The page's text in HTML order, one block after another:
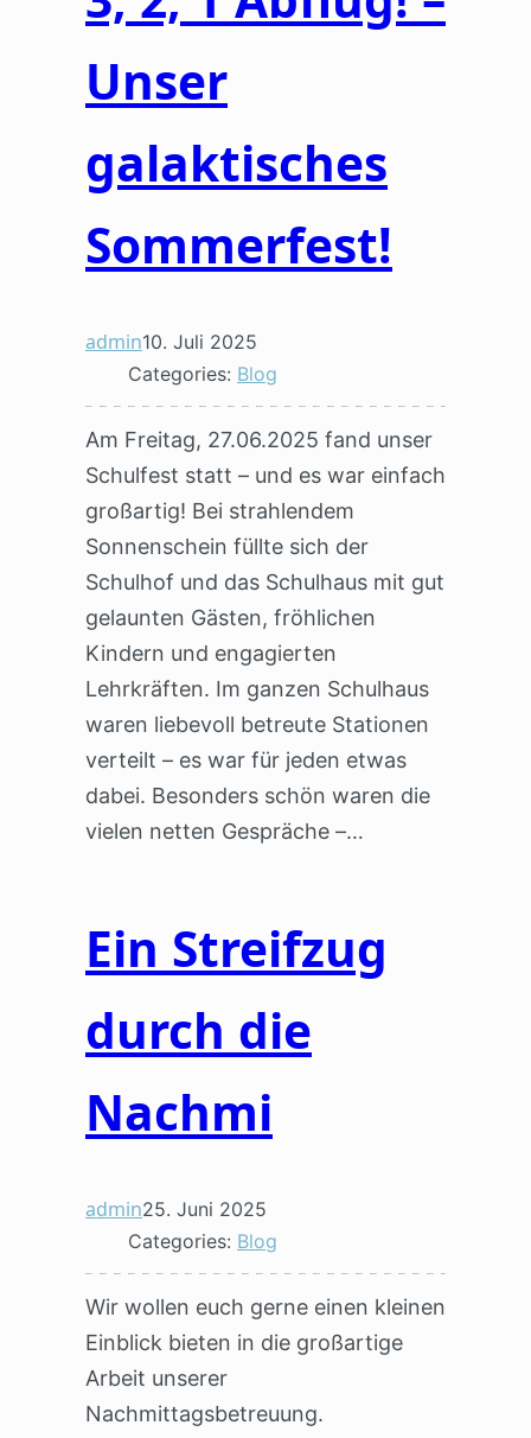
Unser
galaktisches
Sommerfest!
admin10. Juli 2025
Categories: Blog
Am Freitag, 27.06.2025 fand unser
Schulfest statt – und es war einfach
großartig! Bei strahlendem
Sonnenschein füllte sich der
Schulhof und das Schulhaus mit gut
gelaunten Gästen, fröhlichen
Kindern und engagierten
Lehrkräften. Im ganzen Schulhaus
waren liebevoll betreute Stationen
verteilt – es war für jeden etwas
dabei. Besonders schön waren die
vielen netten Gespräche –…
Ein Streifzug
durch die
Nachmi
admin25. Juni 2025
Categories: Blog
Wir wollen euch gerne einen kleinen
Einblick bieten in die großartige
Arbeit unserer
Nachmittagsbetreuung.